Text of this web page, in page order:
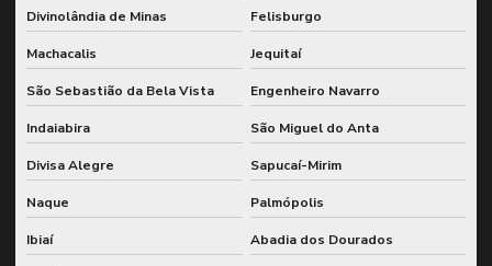
Divinolândia de Minas Felisburgo
Machacalis Jequitaí
São Sebastião da Bela Vista Engenheiro Navarro
Indaiabira São Miguel do Anta
Divisa Alegre Sapucaí-Mirim
Naque Palmópolis
Ibiaí Abadia dos Dourados